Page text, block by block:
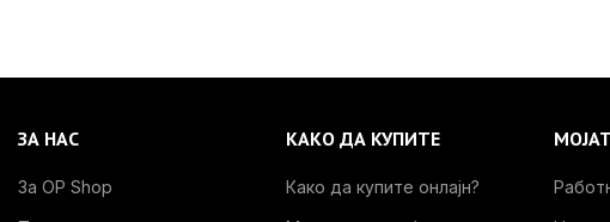
ЗА НАС
За OP Shop
КАКО ДА КУПИТЕ
Како да купите онлајн?